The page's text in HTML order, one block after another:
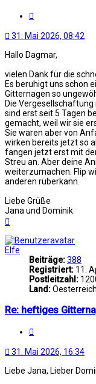
31. Mai 2026, 08:42
Hallo Dagmar,
vielen Dank für die
Es beruhigt uns schon
Gitternagen so
Die
sind erst seit 5 Tagen
gemacht, weil wir sie
Sie waren aber von
wirken bereits jetzt so
fangen jetzt erst mit
Streu an. Aber deine
weiterzumachen. Flip
anderen rüberkann.
Liebe Grüße
Jana und Dominik
Elfe
Beiträge:388
Registriert: 11.
Postleitzahl:
Land:Oesterreich
Re: heftiges
31. Mai 2026, 16:34
Liebe Jana, Lieber